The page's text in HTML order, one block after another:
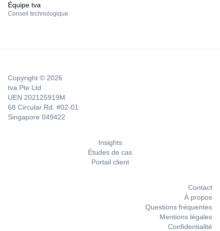
Équipe tva
Conseil technologique
Copyright © 2026
tva Pte Ltd
UEN 202125919M
68 Circular Rd. #02-01
Singapore 049422
Insights
Études de cas
Portail client
Contact
À propos
Questions fréquentes
Mentions légales
Confidentialité